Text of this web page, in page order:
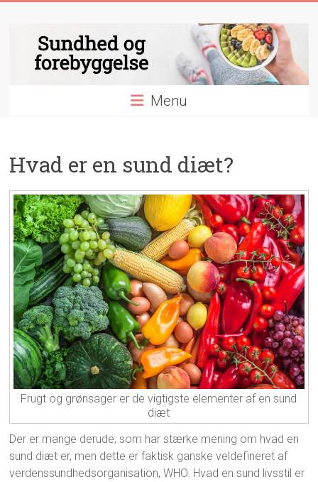
og
forebyggelse
videnskab
indenfor
sundhed
og
forebyggelse
Menu
Hvad er en sund diæt?
Frugt og grønsager er de vigtigste elementer af en sund
diæt
Der er mange derude, som har stærke mening om hvad en
sund diæt er, men dette er faktisk ganske veldefineret af
verdenssundhedsorganisation, WHO. Hvad en sund livsstil er